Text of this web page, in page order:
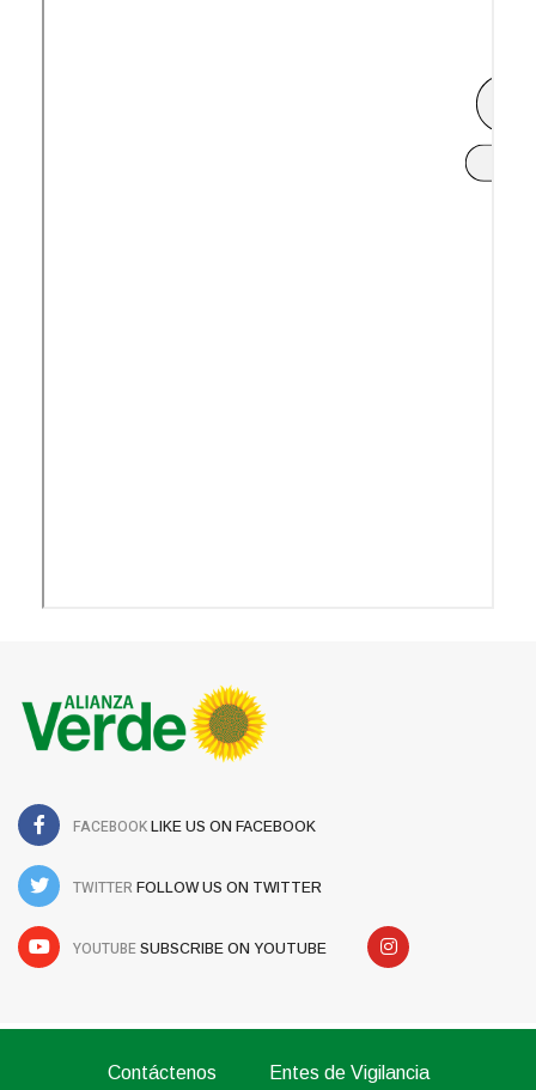
FACEBOOK LIKE US ON FACEBOOK
TWITTER FOLLOW US ON TWITTER
YOUTUBE SUBSCRIBE ON YOUTUBE
Contáctenos Entes de Vigilancia